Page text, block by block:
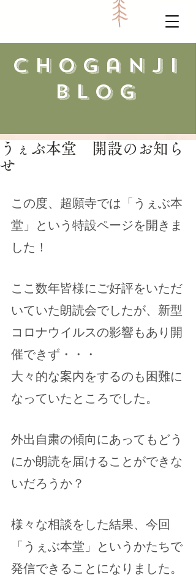
​choganji
blog
うぇぶ本堂 開設のお知ら
せ
この度、超願寺では「うぇぶ本
堂」という特設ページを開きま
した！
ここ数年皆様にご好評をいただ
いていた朗読会でしたが、新型
コロナウイルスの影響もあり開
催できず・・・
大々的な案内をするのも困難に
なっていたところでした。
外出自粛の傾向にあってもどう
にか朗読を届けることができな
いだろうか？
様々な相談をした結果、今回
「うぇぶ本堂」というかたちで
発信できることになりました。